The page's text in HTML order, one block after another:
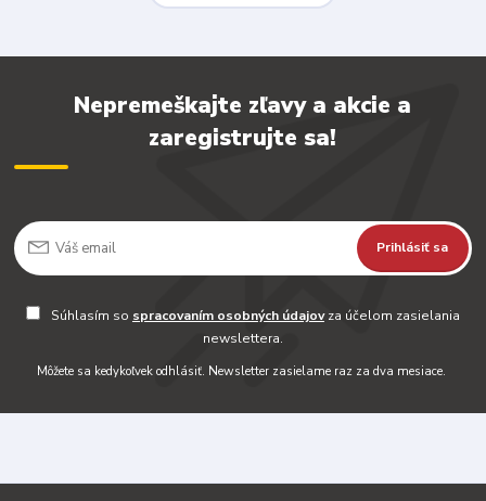
Nepremeškajte zľavy a akcie a
zaregistrujte sa!
Prihlásiť sa
Súhlasím so spracovaním osobných údajovza účelom zasielania
newslettera.
Môžete sa kedykoľvek odhlásiť. Newsletter zasielame raz za dva mesiace.